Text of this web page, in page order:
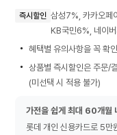
즉시할인 삼성7%, 카카오페
KB국민6%, 네이
혜택별 유의사항을 꼭 확
상품별 즉시할인은 주문/
(미선택 시 적용 불가)
가전을 쉽게 최대 60개월
롯데 개인 신용카드로 5